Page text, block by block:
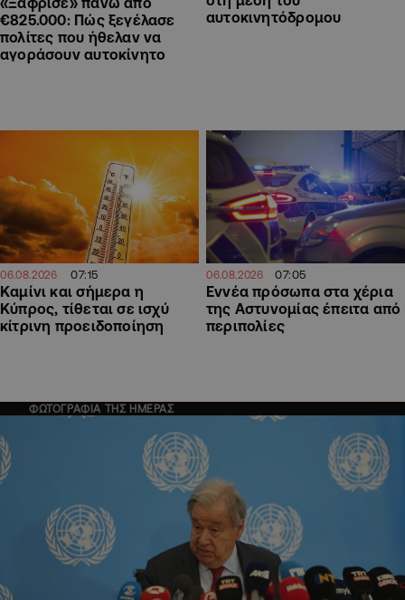
€825.000: Πώς ξεγέλασε
πολίτες που ήθελαν να
αγοράσουν αυτοκίνητο
αυτοκινητόδρομου
06.08.2026 07:15
Καμίνι και σήμερα η
Κύπρος, τίθεται σε ισχύ
κίτρινη προειδοποίηση
06.08.2026 07:05
Εννέα πρόσωπα στα χέρια
της Αστυνομίας έπειτα από
περιπολίες
ΦΩΤΟΓΡΑΦΙΑ ΤΗΣ ΗΜΕΡΑΣ